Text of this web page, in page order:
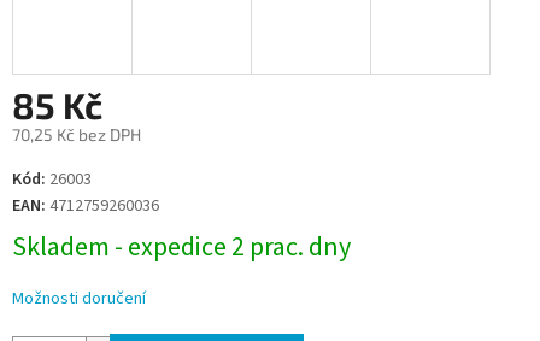
85 Kč
70,25 Kč bez DPH
Měrná
cena:
Kód: 26003
EAN: 4712759260036
Skladem - expedice 2 prac. dny
Možnosti doručení